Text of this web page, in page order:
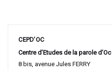
CEPD’OC
Centre d’Etudes de la parole d’Oc
8 bis, avenue Jules FERRY